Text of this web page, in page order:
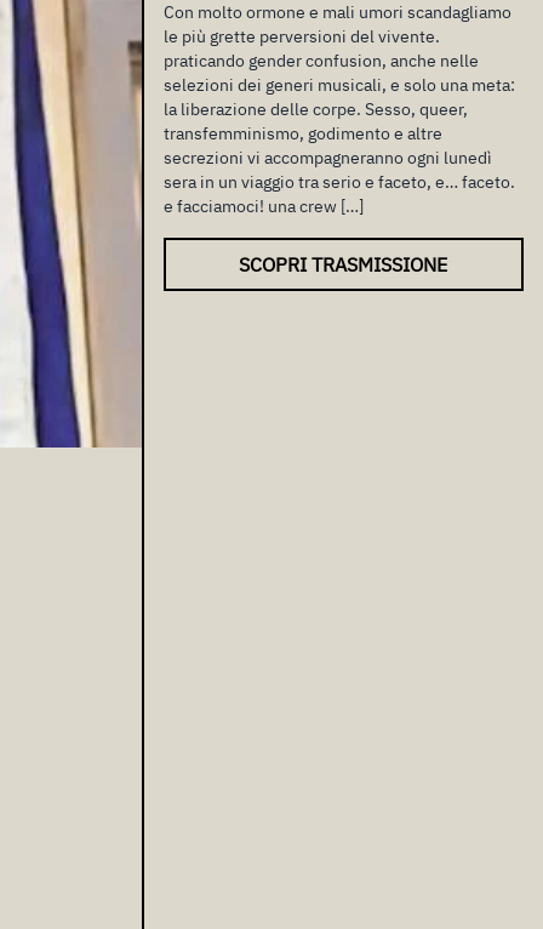
Con molto ormone e mali umori scandagliamo
le più grette perversioni del vivente.
praticando gender confusion, anche nelle
selezioni dei generi musicali, e solo una meta:
la liberazione delle corpe. Sesso, queer,
transfemminismo, godimento e altre
secrezioni vi accompagneranno ogni lunedì
sera in un viaggio tra serio e faceto, e… faceto.
e facciamoci! una crew […]
SCOPRI TRASMISSIONE